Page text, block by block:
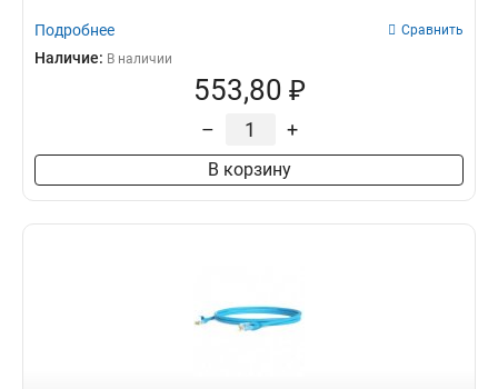
Подробнее Сравнить
Наличие: В наличии
553,80 ₽
– +
В корзину